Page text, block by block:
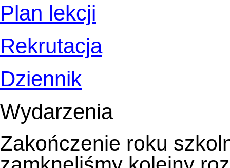
Plan lekcji
Rekrutacja
Dziennik
Wydarzenia
Zakończenie roku